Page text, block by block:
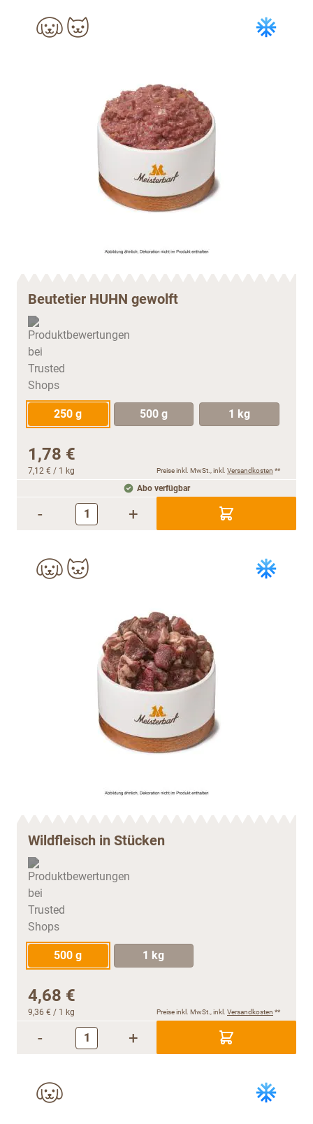
Beutetier HUHN gewolft
250 g 500 g 1 kg
1,78 €
7,12 € / 1 kg Preise inkl. MwSt., inkl. Versandkosten **
Abo verfügbar
- +
Wildfleisch in Stücken
500 g 1 kg
4,68 €
9,36 € / 1 kg Preise inkl. MwSt., inkl. Versandkosten **
- +